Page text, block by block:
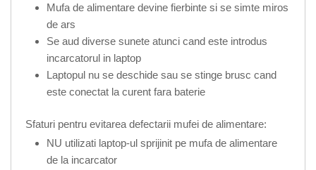
Mufa de alimentare devine fierbinte si se simte miros
de ars
Se aud diverse sunete atunci cand este introdus
incarcatorul in laptop
Laptopul nu se deschide sau se stinge brusc cand
este conectat la curent fara baterie
Sfaturi pentru evitarea defectarii mufei de alimentare:
NU utilizati laptop-ul sprijinit pe mufa de alimentare
de la incarcator